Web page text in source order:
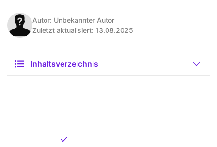
Autor: Unbekannter Autor
Zuletzt aktualisiert: 13.08.2025
Inhaltsverzeichnis